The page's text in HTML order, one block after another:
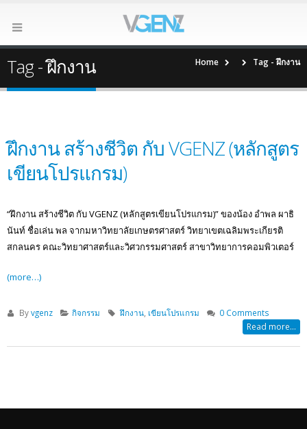
Home Tag -ฝึกงาน
Tag - ฝึกงาน
ฝึกงาน สร้างชีวิต กับ VGENZ (หลักสูตร
เขียนโปรแกรม)
“ฝึกงาน สร้างชีวิต กับ VGENZ (หลักสูตรเขียนโปรแกรม)” ของน้อง อำพล ผาธิ
นันท์ ชื่อเล่น พล จากมหาวิทยาลัยเกษตรศาสตร์ วิทยาเขตเฉลิมพระเกียรติ
สกลนคร คณะวิทยาศาสตร์และวิศวกรรมศาสตร์ สาขาวิทยาการคอมพิวเตอร์
(more…)
Byvgenz กิจกรรม ฝึกงาน เขียนโปรแกรม 0 Comments
Read more...